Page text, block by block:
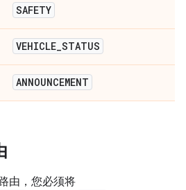
SAFETY
VEHICLE_STATUS
ANNOUNCEMENT
由，您必须将